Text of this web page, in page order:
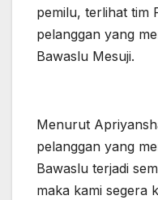
pemilu, terlihat tim
pelanggan yang
Bawaslu Mesuji.
Menurut
pelanggan yang
Bawaslu terjadi
maka kami segera